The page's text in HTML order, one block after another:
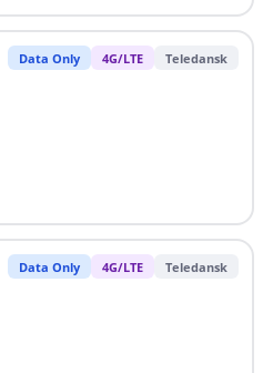
Data Only 4G/LTE Teledansk
Data Only 4G/LTE Teledansk